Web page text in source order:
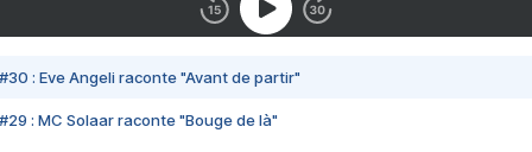
#30 : Eve Angeli raconte "Avant de partir"
#29 : MC Solaar raconte "Bouge de là"